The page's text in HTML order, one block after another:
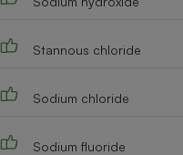
Stannous chloride
Sodium chloride
Sodium fluoride